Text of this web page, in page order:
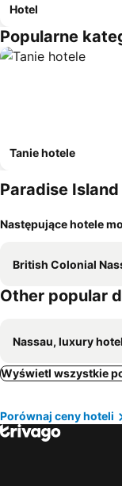
Hotel
Popularne
Tanie hotele
Paradise
Następujące hotele
British Colonial
Other popular
Nassau, luxury
Wyświetl wszystkie
Porównaj ceny hoteli